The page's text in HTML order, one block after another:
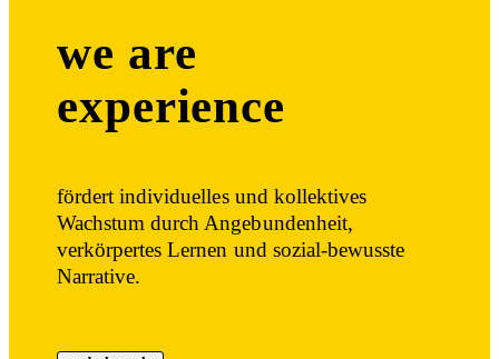
we are
experience
fördert individuelles und kollektives
Wachstum durch Angebundenheit,
verkörpertes Lernen und sozial-bewusste
Narrative.